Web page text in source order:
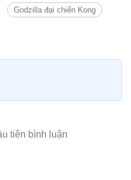
Godzilla đại chiến Kong